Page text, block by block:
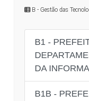
B - Gestão das
B1 -
DA
B1B -